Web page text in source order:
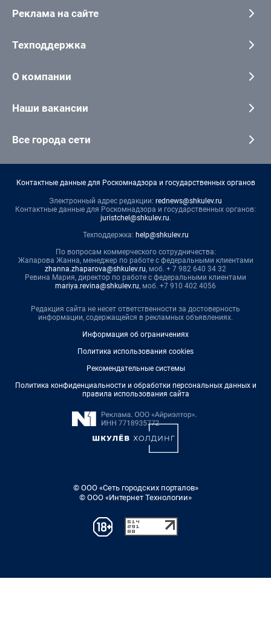
Реклама на сайте
Техподдержка
О компании
Наши вакансии
Все города сети
Контактные данные для Роскомнадзора и государственных органов
Электронный адрес редакции: rednews@shkulev.ru
Контактные данные для Роскомнадзора и государственных органов:
juristchel@shkulev.ru.
Техподдержка: help@shkulev.ru
По вопросам коммерческого сотрудничества:
Жапарова Жанна, менеджер по работе с федеральными клиентами
zhanna.zhaparova@shkulev.ru, моб. + 7 982 640 34 32
Ревина Мария, директор по работе с федеральными клиентами
mariya.revina@shkulev.ru, моб. +7 910 402 4056
Редакция сайта не несет ответственности за достоверность
информации, содержащейся в рекламных объявлениях.
Информация об ограничениях
Политика использования cookies
Рекомендательные системы
Политика конфиденциальности и обработки персональных данных и
правила использования сайта
© ООО «Сеть городских порталов»
© ООО «Интернет Технологии»